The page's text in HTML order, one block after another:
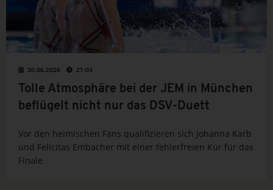
30.06.2026 21:03
Tolle Atmosphäre bei der JEM in München
beflügelt nicht nur das DSV-Duett
Vor den heimischen Fans qualifizieren sich Johanna Karb
und Felicitas Embacher mit einer fehlerfreien Kür für das
Finale